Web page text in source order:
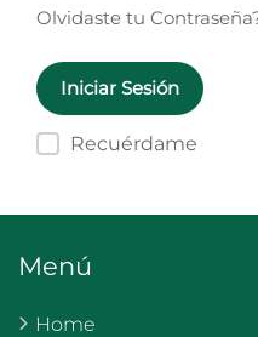
Olvidaste tu
Recuérdame
Menú
Home